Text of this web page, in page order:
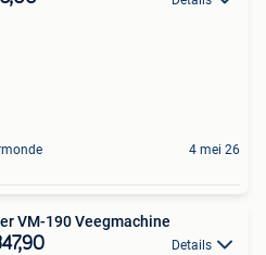
4 mei 26
VM-190 Veegmachine
Details